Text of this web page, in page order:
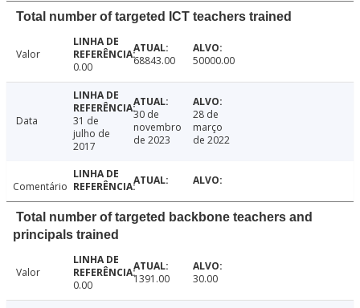
Total number of targeted ICT teachers trained
Valor
0.00
68843.00 50000.00
Data
31 de
julho de
2017
30 de
novembro
de 2023
28 de
março
de 2022
Comentário
Total number of targeted backbone teachers and
principals trained
Valor
0.00
1391.00 30.00